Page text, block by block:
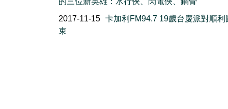
2017-11-15 卡加利FM94.7 19歲台慶派對順利
束